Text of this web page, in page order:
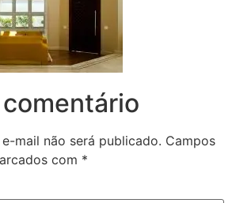
mail não será publicado. Campos
com *